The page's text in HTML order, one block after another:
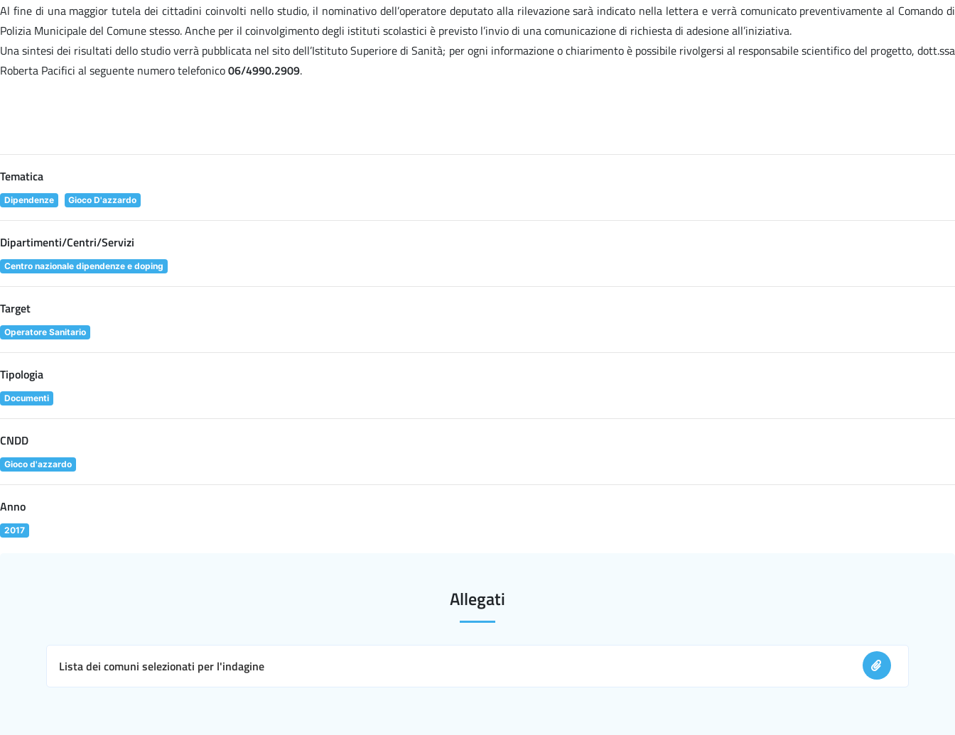
Al fine di una maggior tutela dei cittadini coinvolti nello studio, il nominativo dell’operatore deputato alla rilevazione sarà indicato nella lettera e verrà comunicato preventivamente al Comando di
Polizia Municipale del Comune stesso. Anche per il coinvolgimento degli istituti scolastici è previsto l’invio di una comunicazione di richiesta di adesione all’iniziativa.
Una sintesi dei risultati dello studio verrà pubblicata nel sito dell’Istituto Superiore di Sanità; per ogni informazione o chiarimento è possibile rivolgersi al responsabile scientifico del progetto, dott.ssa
Roberta Pacifici al seguente numero telefonico06/4990.2909.
Tematica
Dipendenze Gioco D'azzardo
Dipartimenti/Centri/Servizi
Centro nazionale dipendenze e doping
Target
Operatore Sanitario
Tipologia
Documenti
CNDD
Gioco d'azzardo
Anno
2017
Allegati
Lista dei comuni selezionati per l'indagine